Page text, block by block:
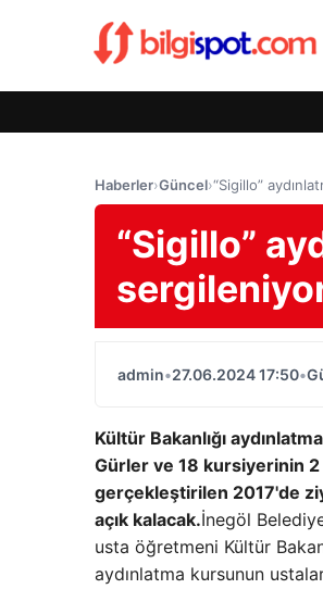
Haberler›Güncel›“Sigillo”
“Sigillo”
admin•27.06.2024 17:50•
Kültür Bakanlığı
Gürler ve 18 kursiyerinin 2
gerçekleştirilen 2017'de
açık kalacak.İnegöl
usta öğretmeni Kültür
aydınlatma kursunun